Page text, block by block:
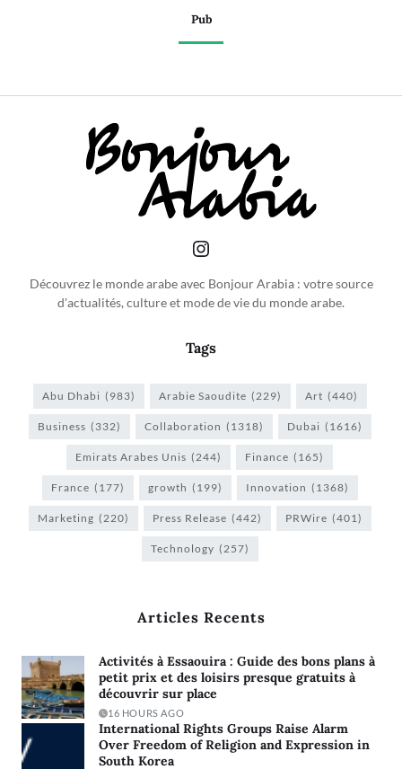
Pub
Découvrez le monde arabe avec Bonjour Arabia : votre source
d'actualités, culture et mode de vie du monde arabe.
Tags
Abu Dhabi (983) Arabie Saoudite (229) Art (440)
Business (332) Collaboration (1318) Dubai (1616)
Emirats Arabes Unis (244) Finance (165)
France (177) growth (199) Innovation (1368)
Marketing (220) Press Release (442) PRWire (401)
Technology (257)
Articles Recents
Activités à Essaouira : Guide des bons plans à
petit prix et des loisirs presque gratuits à
découvrir sur place
16 HOURS AGO
International Rights Groups Raise Alarm
Over Freedom of Religion and Expression in
South Korea